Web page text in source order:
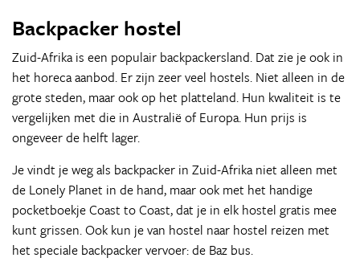
Backpacker hostel
Zuid-Afrika is een populair backpackersland. Dat zie je ook in
het horeca aanbod. Er zijn zeer veel hostels. Niet alleen in de
grote steden, maar ook op het platteland. Hun kwaliteit is te
vergelijken met die in Australië of Europa. Hun prijs is
ongeveer de helft lager.
Je vindt je weg als backpacker in Zuid-Afrika niet alleen met
de Lonely Planet in de hand, maar ook met het handige
pocketboekje Coast to Coast, dat je in elk hostel gratis mee
kunt grissen. Ook kun je van hostel naar hostel reizen met
het speciale backpacker vervoer: de Baz bus.